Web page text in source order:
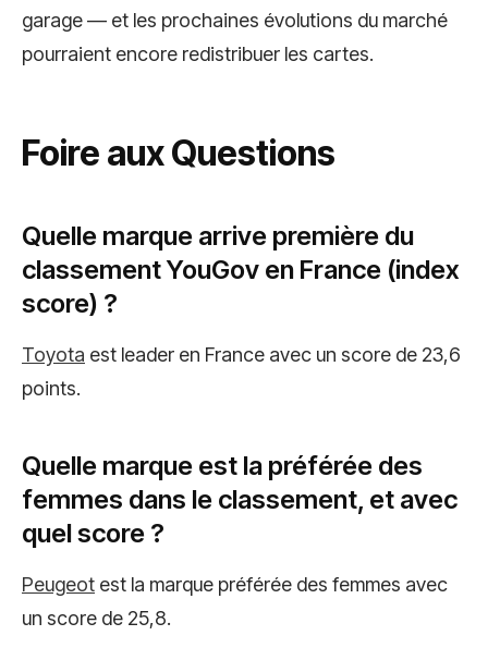
garage — et les prochaines évolutions du marché
pourraient encore redistribuer les cartes.
Foire aux Questions
Quelle marque arrive première du
classement YouGov en France (index
score) ?
Toyota est leader en France avec un score de 23,6
points.
Quelle marque est la préférée des
femmes dans le classement, et avec
quel score ?
Peugeot est la marque préférée des femmes avec
un score de 25,8.